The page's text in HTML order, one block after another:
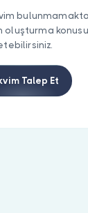
oluşturma
Talep Et